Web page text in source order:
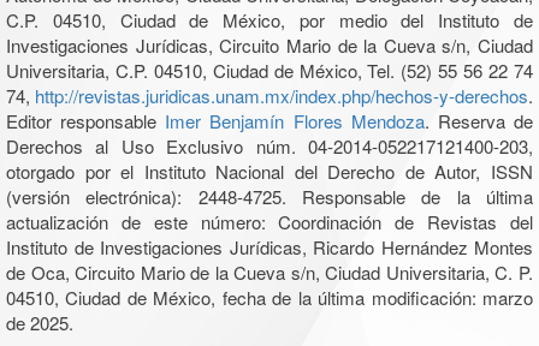
C.P. 04510, Ciudad de México, por medio del Instituto de
Investigaciones Jurídicas, Circuito Mario de la Cueva s/n, Ciudad
Universitaria, C.P. 04510, Ciudad de México, Tel. (52) 55 56 22 74
74, http://revistas.juridicas.unam.mx/index.php/hechos-y-derechos.
Editor responsable Imer Benjamín Flores Mendoza. Reserva de
Derechos al Uso Exclusivo núm. 04-2014-052217121400-203,
otorgado por el Instituto Nacional del Derecho de Autor, ISSN
(versión electrónica): 2448-4725. Responsable de la última
actualización de este número: Coordinación de Revistas del
Instituto de Investigaciones Jurídicas, Ricardo Hernández Montes
de Oca, Circuito Mario de la Cueva s/n, Ciudad Universitaria, C. P.
04510, Ciudad de México, fecha de la última modificación: marzo
de 2025.